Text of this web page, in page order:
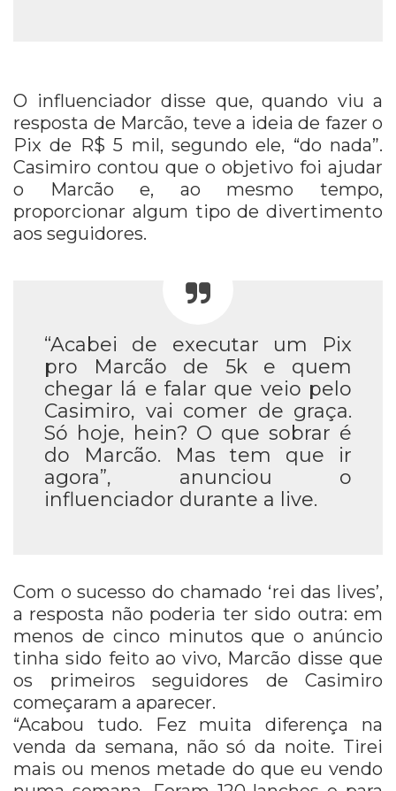
O influenciador disse que, quando viu a
resposta de Marcão, teve a ideia de fazer o
Pix de R$ 5 mil, segundo ele, “do nada”.
Casimiro contou que o objetivo foi ajudar
o Marcão e, ao mesmo tempo,
proporcionar algum tipo de divertimento
aos seguidores.
“Acabei de executar um Pix
pro Marcão de 5k e quem
chegar lá e falar que veio pelo
Casimiro, vai comer de graça.
Só hoje, hein? O que sobrar é
do Marcão. Mas tem que ir
agora”, anunciou o
influenciador durante a live.
Com o sucesso do chamado ‘rei das lives’,
a resposta não poderia ter sido outra: em
menos de cinco minutos que o anúncio
tinha sido feito ao vivo, Marcão disse que
os primeiros seguidores de Casimiro
começaram a aparecer.
“Acabou tudo. Fez muita diferença na
venda da semana, não só da noite. Tirei
mais ou menos metade do que eu vendo